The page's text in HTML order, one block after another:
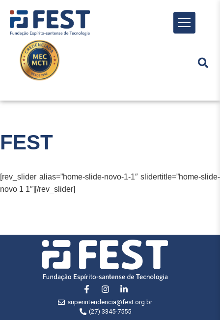
Menu
FEST
[rev_slider alias=”home-slide-novo-1-1″ slidertitle=”home-slide-
novo 1 1″][/rev_slider]
superintendencia@fest.org.br
(27) 3345-7555